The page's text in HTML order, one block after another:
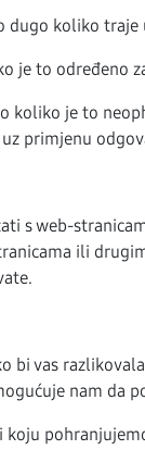
dugo koliko
je to određeno
koliko je to
primjenu
s web-
ili
bi vas
nam da